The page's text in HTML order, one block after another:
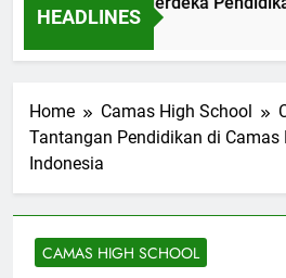
HEADLINES
Home Camas High School
Tantangan Pendidikan di Camas
Indonesia
CAMAS HIGH SCHOOL